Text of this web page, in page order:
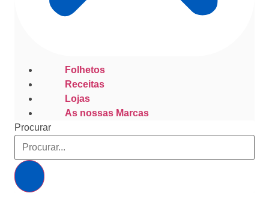
Folhetos
Receitas
Lojas
As nossas Marcas
Procurar